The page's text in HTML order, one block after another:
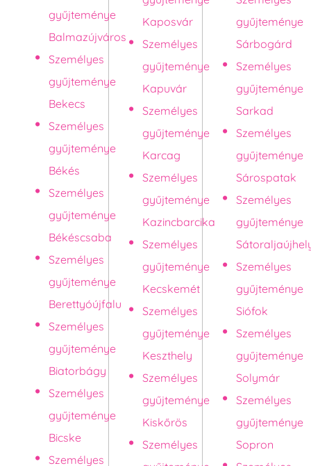
gyűjteménye
Balmazújváros
Személyes
gyűjteménye
Bekecs
Személyes
gyűjteménye
Békés
Személyes
gyűjteménye
Békéscsaba
Személyes
gyűjteménye
Berettyóújfalu
Személyes
gyűjteménye
Biatorbágy
Személyes
gyűjteménye
Bicske
Személyes
Kaposvár
Személyes
gyűjteménye
Kapuvár
Személyes
gyűjteménye
Karcag
Személyes
gyűjteménye
Kazincbarcika
Személyes
gyűjteménye
Kecskemét
Személyes
gyűjteménye
Keszthely
Személyes
gyűjteménye
Kiskőrös
Személyes
gyűjteménye
Sárbogárd
Személyes
gyűjteménye
Sarkad
Személyes
gyűjteménye
Sárospatak
Személyes
gyűjteménye
Személyes
gyűjteménye
Siófok
Személyes
gyűjteménye
Solymár
Személyes
gyűjteménye
Sopron